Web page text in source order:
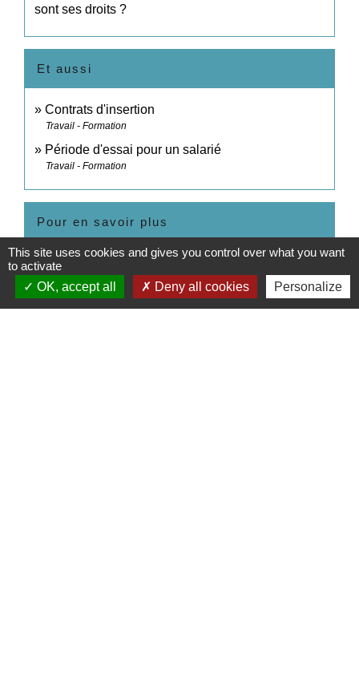
sont ses droits ?
Et aussi
Contrats d'insertion
Travail - Formation
Période d'essai pour un salarié
Travail - Formation
Pour en savoir plus
Travail saisonnier open_in_new
Ministère chargé du travail
This site uses cookies and gives you control over what you want
to activate
OK, accept all
Deny all cookies Personalize